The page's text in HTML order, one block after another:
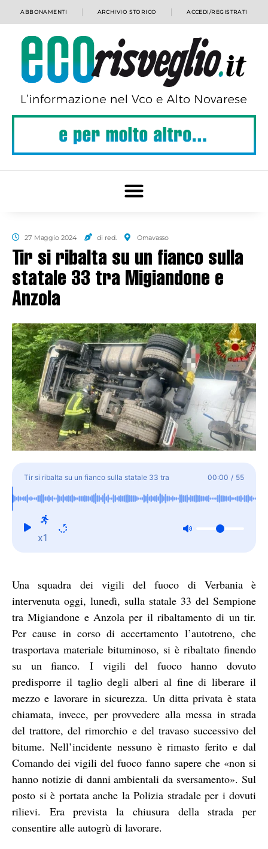
ABBONAMENTI ARCHIVIO STORICO ACCEDI/REGISTRATI
27 Maggio 2024 di red. Ornavasso
Tir si ribalta su un fianco sulla
statale 33 tra Migiandone e
Anzola
Tir si ribalta su un fianco sulla statale 33 tra
Migiandone e Anzola
00:00 / 55
x1
Una squadra dei vigili del fuoco di Verbania è
intervenuta oggi, lunedì, sulla statale 33 del Sempione
tra Migiandone e Anzola per il ribaltamento di un tir.
Per cause in corso di accertamento l’autotreno, che
trasportava materiale bituminoso, si è ribaltato finendo
su un fianco. I vigili del fuoco hanno dovuto
predisporre il taglio degli alberi al fine di liberare il
mezzo e lavorare in sicurezza. Un ditta privata è stata
chiamata, invece, per provvedere alla messa in strada
del trattore, del rimorchio e del travaso successivo del
bitume. Nell’incidente nessuno è rimasto ferito e dal
Comando dei vigili del fuoco fanno sapere che «non si
hanno notizie di danni ambientali da sversamento». Sul
posto si è portata anche la Polizia stradale per i dovuti
rilievi. Era prevista la chiusura della strada per
consentire alle autogrù di lavorare.